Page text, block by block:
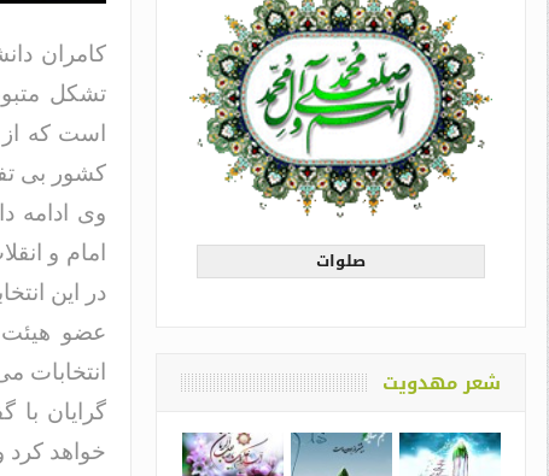
کامران
تشکل
است که
کشور بی
وی ادامه
امام و
در این
عضو هیئت
انتخابات
گرایان با
خواهد کرد
صلوات
شعر مهدویت